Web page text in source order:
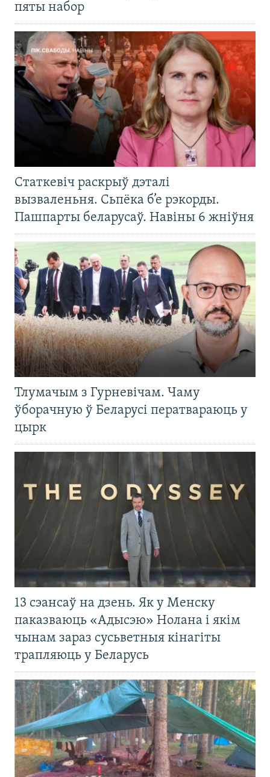
пяты набор
Статкевіч раскрыў дэталі
вызваленьня. Сьпёка б’е рэкорды.
Пашпарты беларусаў. Навіны 6 жніўня
Тлумачым з Гурневічам. Чаму
ўборачную ў Беларусі ператвараюць у
цырк
13 сэансаў на дзень. Як у Менску
паказваюць «Адысэю» Нолана і якім
чынам зараз сусьветныя кінагіты
трапляюць у Беларусь